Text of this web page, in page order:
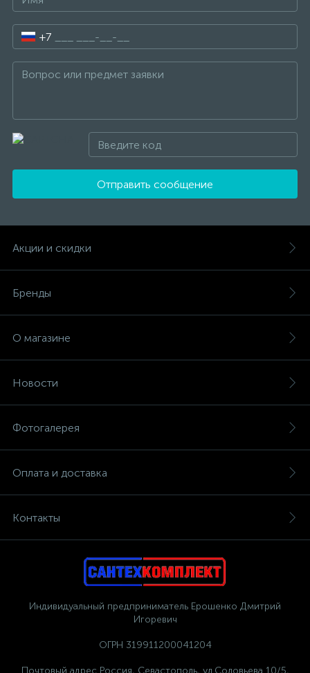
+7
Отправить сообщение
Акции и скидки
Бренды
О магазине
Новости
Фотогалерея
Оплата и доставка
Контакты
Индивидуальный предприниматель Ерошенко Дмитрий
Игоревич
ОГРН 319911200041204
Почтовый адрес Россия, Севастополь, ул.Соловьева 10/5,